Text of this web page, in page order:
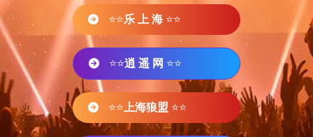
⭐⭐乐 上 海 ⭐⭐
⭐⭐逍 遥 网 ⭐⭐
⭐⭐ 上海狼盟 ⭐⭐